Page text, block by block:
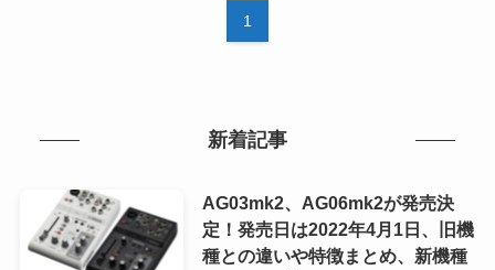
1
新着記事
AG03mk2、AG06mk2が発売決
定！発売日は2022年4月1日、旧機
種との違いや特徴まとめ、新機種